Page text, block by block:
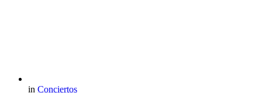
in Conciertos